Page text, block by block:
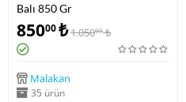
Balı 850 Gr
85000₺1.05000 ₺
Malakan
35 ürün